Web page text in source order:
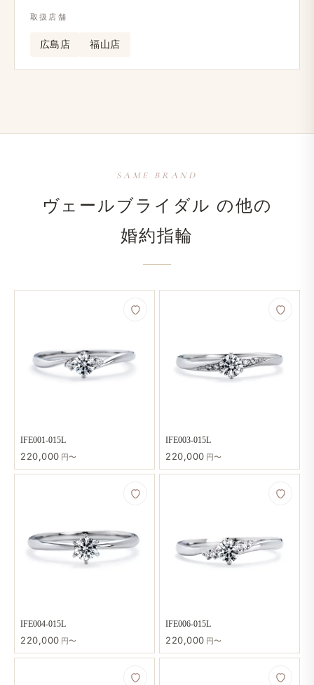
取扱店舗
広島店 福山店
SAME BRAND
ヴェールブライダル の​他の​
婚約指輪
IFE001-015L
220,000 円〜
IFE003-015L
220,000 円〜
IFE004-015L
220,000 円〜
IFE006-015L
220,000 円〜